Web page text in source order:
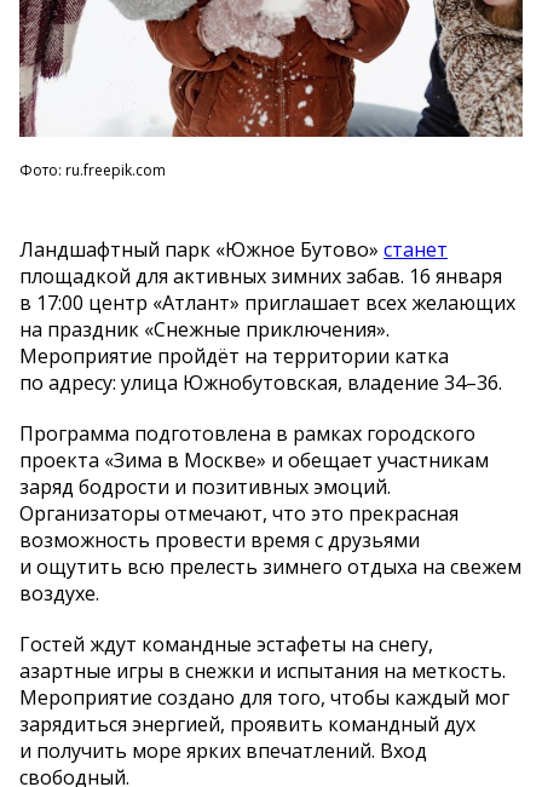
Фото: ru.freepik.com
Ландшафтный парк «Южное Бутово» станет
площадкой для активных зимних забав. 16 января
в 17:00 центр «Атлант» приглашает всех желающих
на праздник «Снежные приключения».
Мероприятие пройдёт на территории катка
по адресу: улица Южнобутовская, владение 34–36.
Программа подготовлена в рамках городского
проекта «Зима в Москве» и обещает участникам
заряд бодрости и позитивных эмоций.
Организаторы отмечают, что это прекрасная
возможность провести время сдрузьями
и ощутить всю прелесть зимнего отдыха на свежем
воздухе.
Гостей ждут командные эстафеты на снегу,
азартные игры в снежки и испытания на меткость.
Мероприятие создано для того, чтобы каждый мог
зарядиться энергией, проявить командный дух
и получить море ярких впечатлений. Вход
свободный.